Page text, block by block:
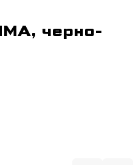
черно-